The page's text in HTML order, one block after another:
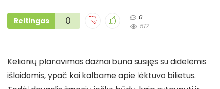
Reitingas 0
0
517
Kelionių planavimas dažnai būna susijęs su didelėmis
išlaidomis, ypač kai kalbame apie lėktuvo bilietus.